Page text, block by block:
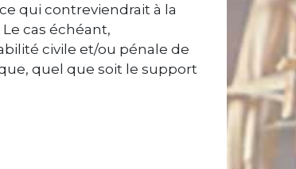
qui contreviendrait à la
cas échéant,
civile et/ou pénale de
quel que soit le support